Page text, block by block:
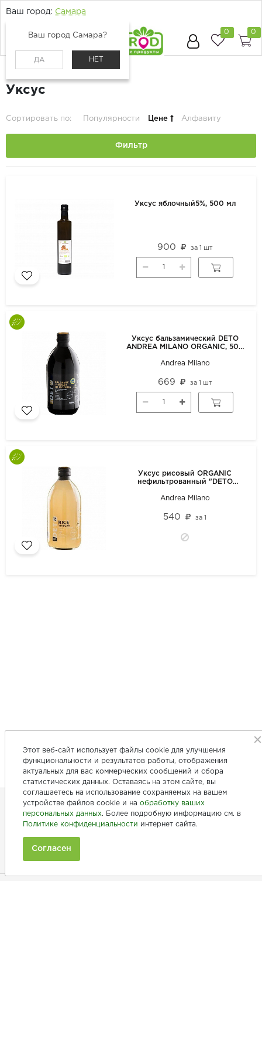
Ваш город: Самара
Ваш город Самара?
ДА НЕТ
0 0
Уксус
Сортировать по: Популярности Цене Алфавиту
Фильтр
Уксус яблочный5%, 500 мл
900 за 1 шт
Уксус бальзамический DETO
ANDREA MILANO ORGANIC, 500
Andrea Milano
669 за 1 шт
Уксус рисовый ORGANIC
нефильтрованный "DETO
Andrea Milano
540 за1
+7 (846) 275-20-10
+7 (902) 375-20-10
Этот веб-сайт использует файлы cookie для улучшения
функциональности и результатов работы, отображения
актуальных для вас коммерческих сообщений и сбора
статистических данных. Оставаясь на этом сайте, вы
соглашаетесь на использование сохраняемых на вашем
устройстве файлов cookie и на обработку ваших
персональных данных. Более подробную информацию см. в
Политике конфиденциальности интернет сайта.
Согласен